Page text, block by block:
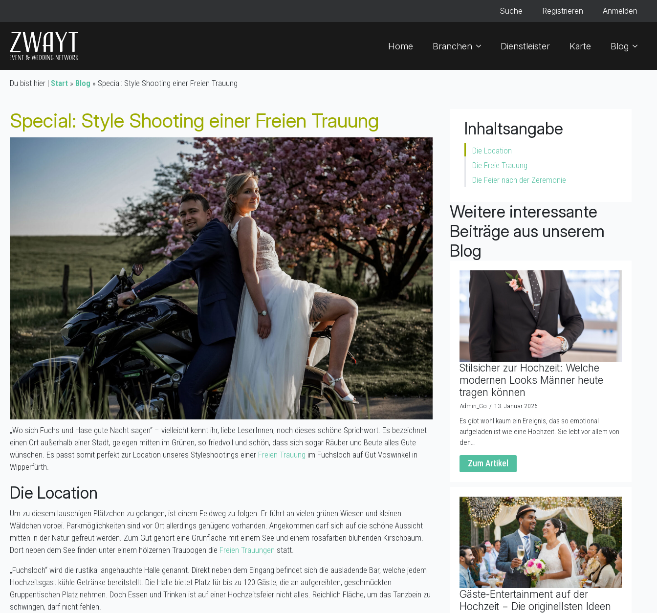
Suche Registrieren Anmelden
Home Branchen Dienstleister Karte Blog
Du bist hier | Start » Blog » Special: Style Shooting einer Freien Trauung
Special: Style Shooting einer Freien Trauung
„Wo sich Fuchs und Hase gute Nacht sagen“ – vielleicht kennt ihr, liebe LeserInnen, noch dieses schöne Sprichwort. Es bezeichnet
einen Ort außerhalb einer Stadt, gelegen mitten im Grünen, so friedvoll und schön, dass sich sogar Räuber und Beute alles Gute
wünschen. Es passt somit perfekt zur Location unseres Styleshootings einer Freien Trauung im Fuchsloch auf Gut Voswinkel in
Wipperfürth.
Die Location
Um zu diesem lauschigen Plätzchen zu gelangen, ist einem Feldweg zu folgen. Er führt an vielen grünen Wiesen und kleinen
Wäldchen vorbei. Parkmöglichkeiten sind vor Ort allerdings genügend vorhanden. Angekommen darf sich auf die schöne Aussicht
mitten in der Natur gefreut werden. Zum Gut gehört eine Grünfläche mit einem See und einem rosafarben blühenden Kirschbaum.
Dort neben dem See finden unter einem hölzernen Traubogen die Freien Trauungen statt.
„Fuchsloch“ wird die rustikal angehauchte Halle genannt. Direkt neben dem Eingang befindet sich die ausladende Bar, welche jedem
Hochzeitsgast kühle Getränke bereitstellt. Die Halle bietet Platz für bis zu 120 Gäste, die an aufgereihten, geschmückten
Gruppentischen Platz nehmen. Doch Essen und Trinken ist auf einer Hochzeitsfeier nicht alles. Reichlich Fläche, um das Tanzbein zu
schwingen, darf nicht fehlen.
Inhaltsangabe
Die Location
Die Freie Trauung
Die Feier nach der Zeremonie
Weitere interessante
Beiträge aus unserem
Blog
Stilsicher zur Hochzeit: Welche
modernen Looks Männer heute
tragen können
Admin_Go 13. Januar 2026
Es gibt wohl kaum ein Ereignis, das so emotional
aufgeladen ist wie eine Hochzeit. Sie lebt vor allem von
den…
Zum Artikel
Gäste-Entertainment auf der
Hochzeit − Die originellsten Ideen